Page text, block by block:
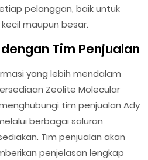
pelanggan, baik untuk
maupun besar.
Tim Penjualan
yang lebih mendalam
Zeolite Molecular
tim penjualan Ady
berbagai saluran
Tim penjualan akan
penjelasan lengkap